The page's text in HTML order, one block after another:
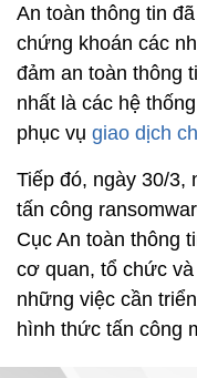
An toàn thông tin
chứng khoán các
đảm an toàn thông
nhất là các hệ
phục vụ giao dịch
Tiếp đó, ngày 30/3,
tấn công
Cục An toàn thông
cơ quan, tổ chức
những việc cần
hình thức tấn công